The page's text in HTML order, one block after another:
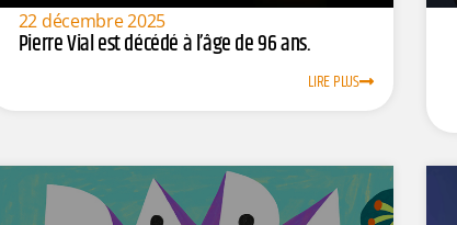
22 décembre 2025
Pierre Vial est décédé à l’âge de 96 ans.
LIRE PLUS